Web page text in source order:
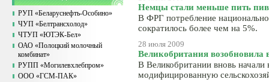
РУП «Беларуснефть-Особино»
ЧУП «Белтрансхолод»
ЧТУП «ЮТЭК-Бел»
ОАО «Полоцкий молочный
комбинат»
РУПП «Могилевхлебпром»
ООО «ГСМ-ПАК»
Немцы стали меньше пить
В ФРГ потребление
сократилось более чем на 5%.
28 июля 2009
Великобритания
В Великобритании вновь начали
модифицированную